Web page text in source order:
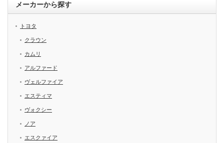
メーカーから探す
トヨタ
クラウン
カムリ
アルファード
ヴェルファイア
エスティマ
ヴォクシー
ノア
エスクァイア